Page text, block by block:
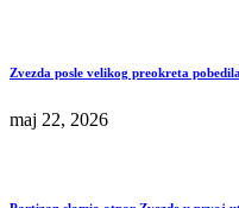
Zvezda posle velikog preokreta
maj 22, 2026